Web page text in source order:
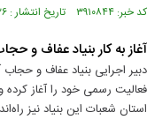
کد خبر: ۳۹۱۰۸۴۴ تاریخ انتشار : ۱۳۹۹/۰۴/۲۶
آغاز به کار بنیاد عفاف و
دبیر اجرایی بنیاد عفاف و
فعالیت رسمی خود را آغاز
استان شعبات این بنیاد نیز